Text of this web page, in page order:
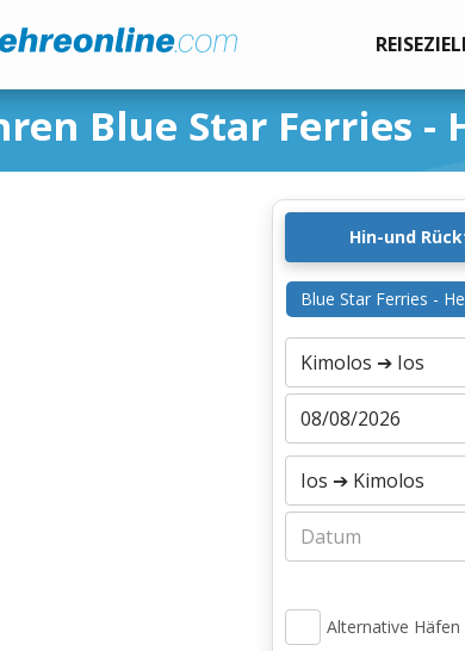
Blue Star Ferries -
Hin-und
Blue Star Ferries -
Alternative Häfen